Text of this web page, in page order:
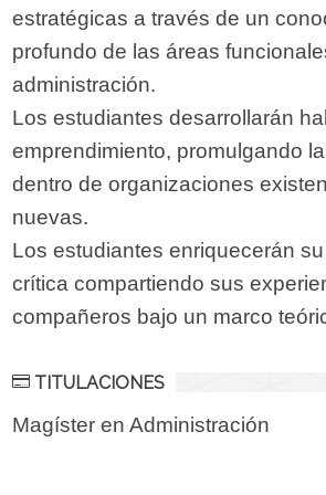
estratégicas a través de un
profundo de las áreas
administración.
Los estudiantes desarrollarán
emprendimiento, promulgando
dentro de organizaciones
nuevas.
Los estudiantes enriquecerán
crítica compartiendo sus
compañeros bajo un marco
TITULACIONES
Magíster en Administración